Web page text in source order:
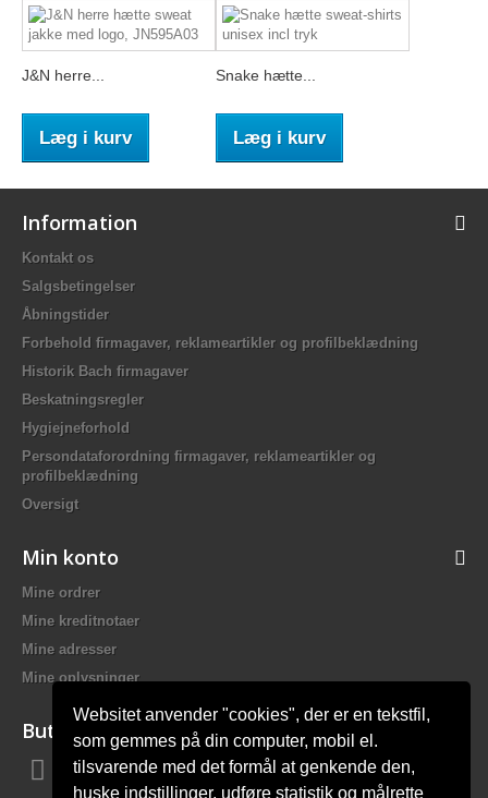
Websitet anvender "cookies", der er en tekstfil,
som gemmes på din computer, mobil el.
tilsvarende med det formål at genkende den,
huske indstillinger, udføre statistik og målrette
J&N herre...
Læg i kurv
Snake hætte...
Læg i kurv
Information
Kontakt os
Salgsbetingelser
Åbningstider
Forbehold firmagaver, reklameartikler og profilbeklædning
Historik Bach firmagaver
Beskatningsregler
Hygiejneforhold
Persondataforordning firmagaver, reklameartikler og
profilbeklædning
Oversigt
Min konto
Mine ordrer
Mine kreditnotaer
Mine adresser
Mine oplysninger
Butiksinformation
Bach Promotion, Trafikskolevej 2 7400 Herning Danmark